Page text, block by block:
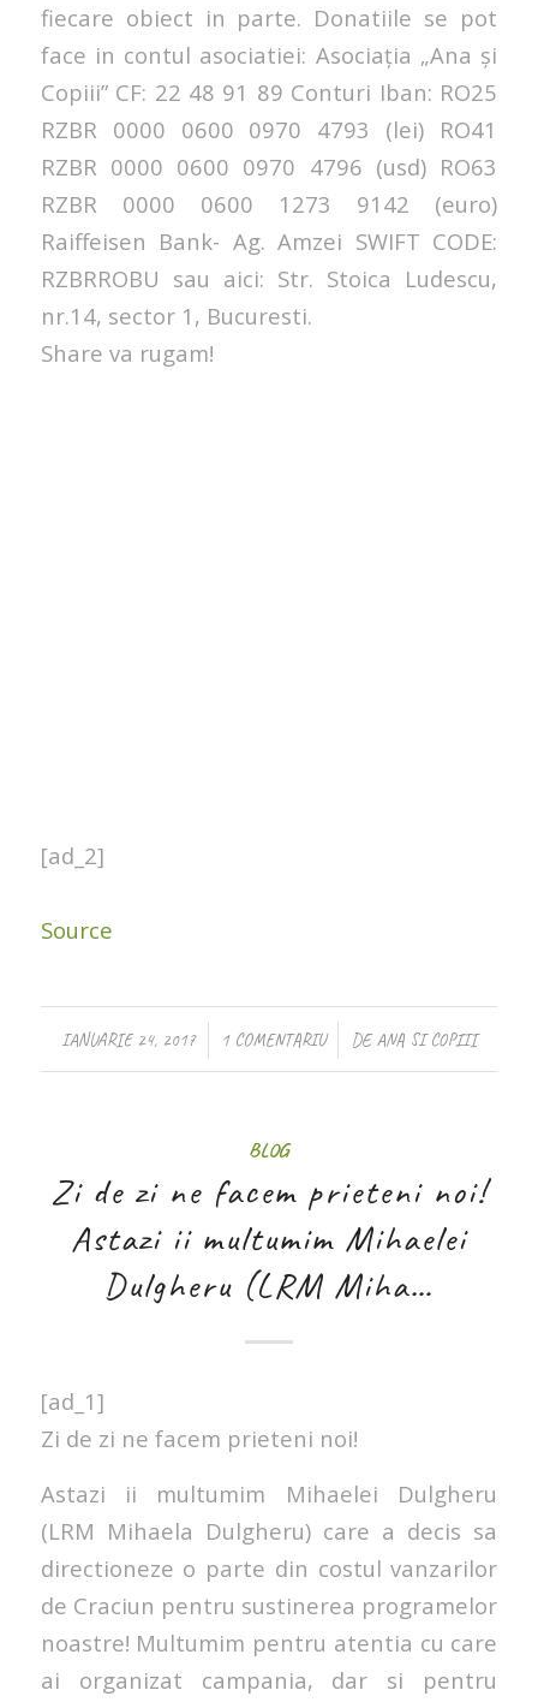
fiecare obiect in parte. Donatiile se pot
face in contul asociatiei: Asociația „Ana și
Copiii” CF: 22 48 91 89 Conturi Iban: RO25
RZBR 0000 0600 0970 4793 (lei) RO41
RZBR 0000 0600 0970 4796 (usd) RO63
RZBR 0000 0600 1273 9142 (euro)
Raiffeisen Bank- Ag. Amzei SWIFT CODE:
RZBRROBU sau aici: Str. Stoica Ludescu,
nr.14, sector 1, Bucuresti.
Share va rugam!
[ad_2]
Source
IANUARIE 24, 2017
/ 1 COMENTARIU
/ DE ANA SI COPIII
BLOG
Zi de zi ne facem prieteni noi!
Astazi ii multumim Mihaelei
Dulgheru (LRM Miha…
[ad_1]
Zi de zi ne facem prieteni noi!
Astazi ii multumim Mihaelei Dulgheru
(LRM Mihaela Dulgheru) care a decis sa
directioneze o parte din costul vanzarilor
de Craciun pentru sustinerea programelor
noastre! Multumim pentru atentia cu care
ai organizat campania, dar si pentru